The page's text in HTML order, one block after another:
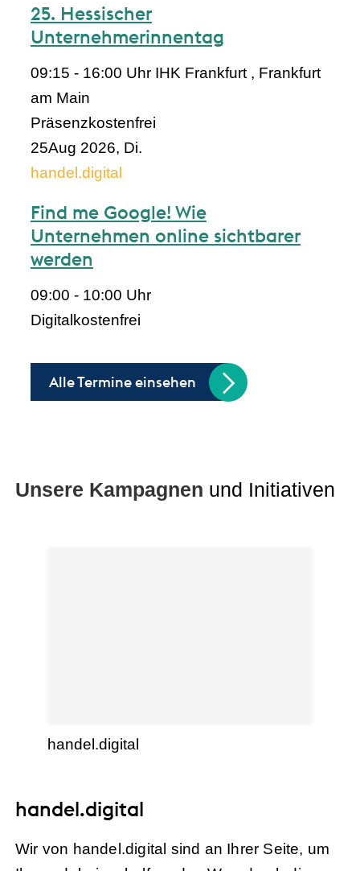
25. Hessischer
Unternehmerinnentag
09:15 - 16:00 Uhr IHK Frankfurt , Frankfurt
am Main
Präsenzkostenfrei
25Aug 2026, Di.
handel.digital
Find me Google! Wie
Unternehmen online sichtbarer
werden
09:00 - 10:00 Uhr
Digital kostenfrei
Alle Termine einsehen
Unsere Kampagnen und Initiativen
handel.digital
handel.digital
Wir von handel.digital sind an Ihrer Seite, um